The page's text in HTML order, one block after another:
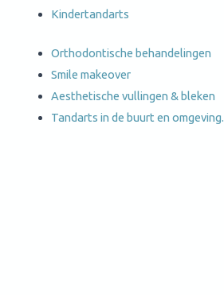
Kindertandarts
Orthodontische behandelingen
Smile makeover
Aesthetische vullingen & bleken
Tandarts in de buurt en omgeving.